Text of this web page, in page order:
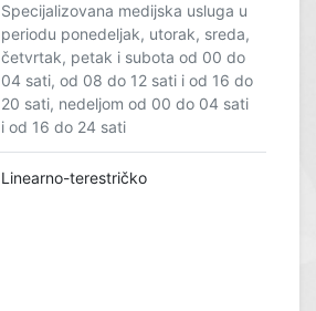
Specijalizovana medijska usluga u
periodu ponedeljak, utorak, sreda,
četvrtak, petak i subota od 00 do
04 sati, od 08 do 12 sati i od 16 do
20 sati, nedeljom od 00 do 04 sati
i od 16 do 24 sati
Linearno-terestričko